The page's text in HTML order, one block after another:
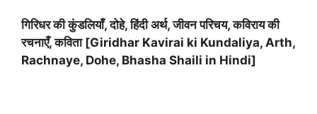
गिरिधर की कुंडलियाँ, दोहे, हिंदी अर्थ, जीवन परिचय, कविराय की
रचनाएँ, कविता [Giridhar Kavirai ki Kundaliya, Arth,
Rachnaye, Dohe, Bhasha Shaili in Hindi]